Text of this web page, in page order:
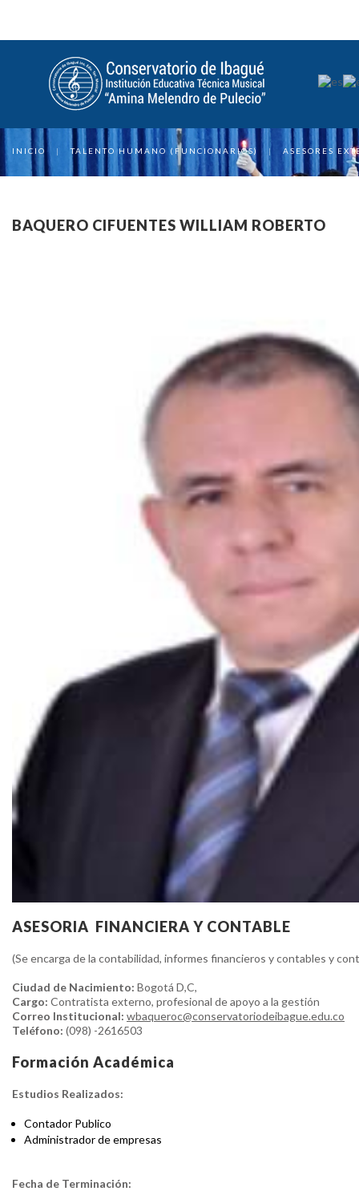
INICIO | TALENTO HUMANO (FUNCIONARIOS) | ASESORES
BAQUERO CIFUENTES WILLIAM ROBERTO
ASESORIA FINANCIERA Y CONTABLE
(Se encarga de la contabilidad, informes financieros y contables y
Ciudad de Nacimiento: Bogotá D,C,
Cargo: Contratista externo, profesional de apoyo a la gestión
Correo Institucional: wbaqueroc@conservatoriodeibague.edu.co
Teléfono: (098) -2616503
Formación Académica
Estudios Realizados:
Contador Publico
Administrador de empresas
Fecha de Terminación: